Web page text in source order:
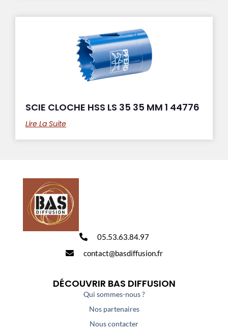
SCIE CLOCHE HSS LS 35 35 MM 1 44776
Lire La Suite
05.53.63.84.97
contact@basdiffusion.fr
DÉCOUVRIR BAS DIFFUSION
Qui sommes-nous ?
Nos partenaires
Nous contacter